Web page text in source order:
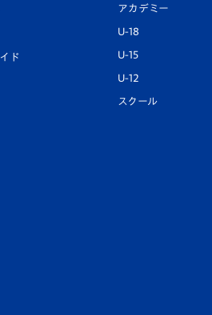
ド
アカデミー
U-18
U-15
U-12
スクール